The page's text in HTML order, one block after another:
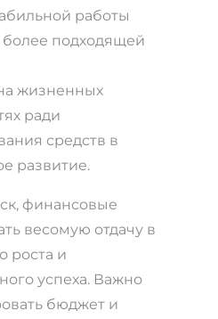
работы
более подходящей
жизненных
ради
средств в
развитие.
финансовые
весомую отдачу в
роста и
успеха. Важно
бюджет и